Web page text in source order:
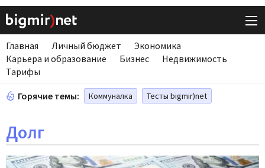
Главная Личный бюджет
Экономика
Карьера и образование
Бизнес
Недвижимость
Тарифы
Горячие темы: Коммуналка Тесты bigmir)net
Долг